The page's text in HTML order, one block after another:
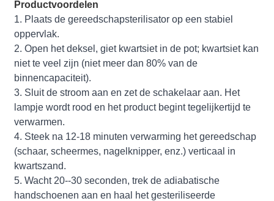
Productvoordelen
1. Plaats de gereedschapsterilisator op een stabiel
oppervlak.
2. Open het deksel, giet kwartsiet in de pot; kwartsiet kan
niet te veel zijn (niet meer dan 80% van de
binnencapaciteit).
3. Sluit de stroom aan en zet de schakelaar aan. Het
lampje wordt rood en het product begint tegelijkertijd te
verwarmen.
4. Steek na 12-18 minuten verwarming het gereedschap
(schaar, scheermes, nagelknipper, enz.) verticaal in
kwartszand.
5. Wacht 20--30 seconden, trek de adiabatische
handschoenen aan en haal het gesteriliseerde